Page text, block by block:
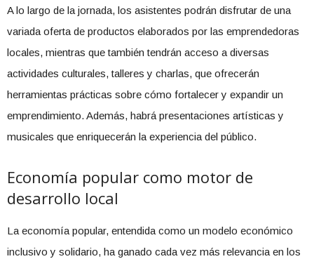
A lo largo de la jornada, los asistentes podrán disfrutar de una
variada oferta de productos elaborados por las emprendedoras
locales, mientras que también tendrán acceso a diversas
actividades culturales, talleres y charlas, que ofrecerán
herramientas prácticas sobre cómo fortalecer y expandir un
emprendimiento. Además, habrá presentaciones artísticas y
musicales que enriquecerán la experiencia del público.
Economía popular como motor de
desarrollo local
La economía popular, entendida como un modelo económico
inclusivo y solidario, ha ganado cada vez más relevancia en los